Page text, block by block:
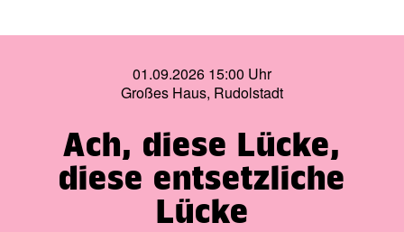
01.09.2026 15:00 Uhr
Großes Haus, Rudolstadt
Ach, diese Lücke,
diese entsetzliche
Lücke